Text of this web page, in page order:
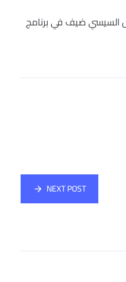
السيسي ضيف في برنامج
NEXT POST